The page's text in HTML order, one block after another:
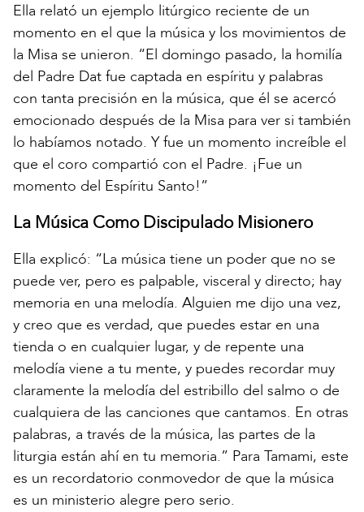
Ella relató un ejemplo litúrgico reciente de un
momento en el que la música y los movimientos de
la Misa se unieron. “El domingo pasado, la homilía
del Padre Dat fue captada en espíritu y palabras
con tanta precisión en la música, que él se acercó
emocionado después de la Misa para ver si también
lo habíamos notado. Y fue un momento increíble el
que el coro compartió con el Padre. ¡Fue un
momento del Espíritu Santo!”
La Música Como Discipulado Misionero
Ella explicó: “La música tiene un poder que no se
puede ver, pero es palpable, visceral y directo; hay
memoria en una melodía. Alguien me dijo una vez,
y creo que es verdad, que puedes estar en una
tienda o en cualquier lugar, y de repente una
melodía viene a tu mente, y puedes recordar muy
claramente la melodía del estribillo del salmo o de
cualquiera de las canciones que cantamos. En otras
palabras, a través de la música, las partes de la
liturgia están ahí en tu memoria.” Para Tamami, este
es un recordatorio conmovedor de que la música
es un ministerio alegre pero serio.